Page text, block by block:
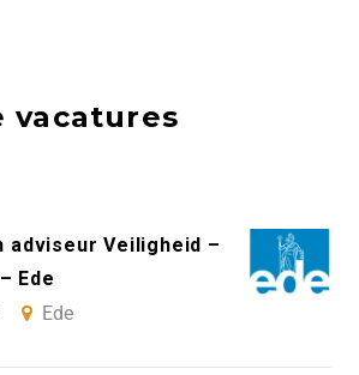
vacatures
adviseur Veiligheid –
Ede
Ede